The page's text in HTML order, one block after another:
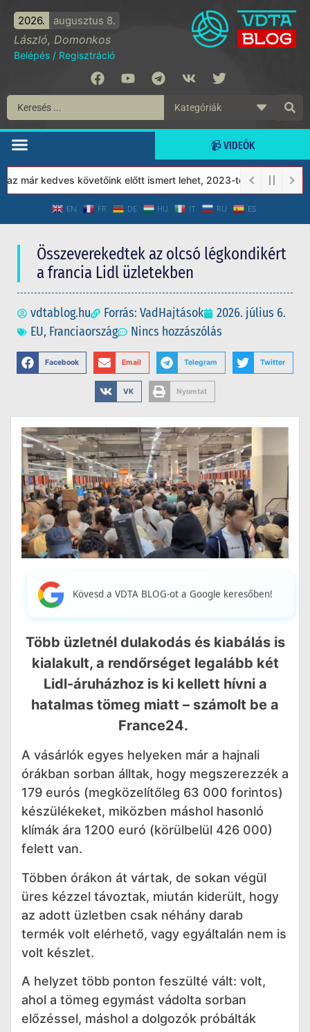
2026. augusztus 8.
László, Domonkos
Belépés / Regisztráció
📹 VIDEÓK
kedves követőink előtt ismert lehet, 2023-tól a Védett
EN FR DE HU IT RU ES
Összeverekedtek az olcsó légkondikért
a francia Lidl üzletekben
vdtablog.hu Forrás: VadHajtások
2026. július 6.
EU, Franciaország Nincs hozzászólás
Facebook Email Telegram Twitter
VK Nyomtat
Kövesd a VDTA BLOG-ot a Google keresőben!
Több üzletnél dulakodás és kiabálás is
kialakult, a rendőrséget legalább két
Lidl-áruházhoz is ki kellett hívni a
hatalmas tömeg miatt – számolt be a
France24.
A vásárlók egyes helyeken már a hajnali
órákban sorban álltak, hogy megszerezzék a
179 eurós (megközelítőleg 63 000 forintos)
készülékeket, miközben máshol hasonló
klímák ára 1200 euró (körülbelül 426 000)
felett van.
Többen órákon át vártak, de sokan végül
üres kézzel távoztak, miután kiderült, hogy
az adott üzletben csak néhány darab
termék volt elérhető, vagy egyáltalán nem is
volt készlet.
A helyzet több ponton feszülté vált: volt,
ahol a tömeg egymást vádolta sorban
előzéssel, máshol a dolgozók próbálták